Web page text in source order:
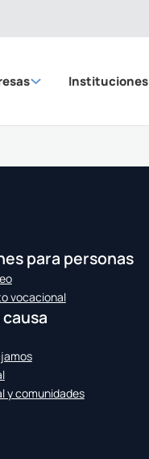
Instituciones
para personas
vocacional
y comunidades